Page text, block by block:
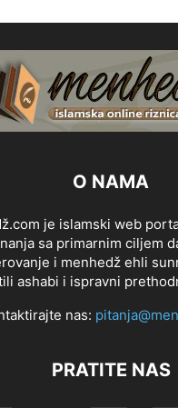
O NAMA
je islamski web
sa primarnim ciljem
i menhedž ehli
ashabi i ispravni
nas:
PRATITE NAS